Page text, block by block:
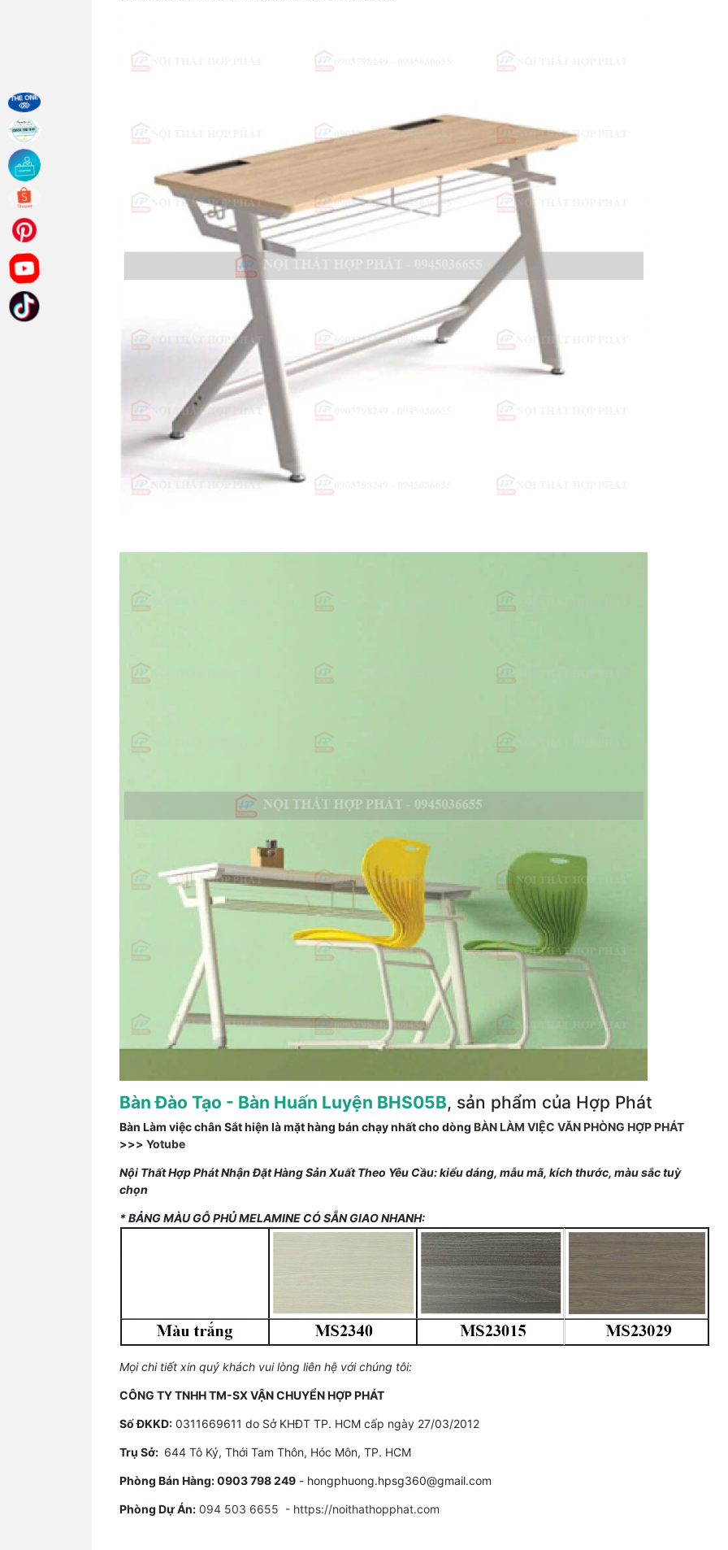
Bàn Đào Tạo - Bàn Huấn Luyện BHS05B, sản phẩm của Hợp Phát
Bàn Làm việc chân Sắt hiện là mặt hàng bán chạy nhất cho dòng BÀN LÀM VIỆC VĂN PHÒNG HỢP PHÁT
>>> Yotube
Nội Thất Hợp Phát Nhận Đặt Hàng Sản Xuất Theo Yêu Cầu: kiểu dáng, mẫu mã, kích thước, màu sắc tuỳ
chọn
* BẢNG MÀU GỖ PHỦ MELAMINE CÓ SẴN GIAO NHANH:
Mọi chi tiết xin quý khách vui lòng liên hệ với chúng tôi:
CÔNG TY TNHH TM-SX VẬN CHUYỂN HỢP PHÁT
Số ĐKKD:0311669611 do Sở KHĐT TP. HCM cấp ngày 27/03/2012
Trụ Sở: ​644 Tô Ký, Thới Tam Thôn, Hóc Môn, TP. HCM
Phòng Bán Hàng: 0903 798 249- hongphuong.hpsg360@gmail.com
Phòng Dự Án: 094 503 6655 - https://noithathopphat.com